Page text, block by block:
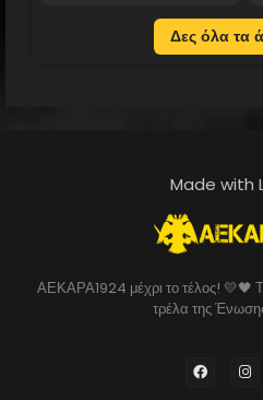
Δες όλα τα
Made with
ΑΕΚΑΡΑ1924 μέχρι το τέλος! 💛🖤
τρέλα της